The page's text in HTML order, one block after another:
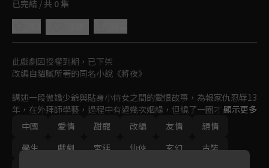
已完結 / 共 0 集
此戲劇因授權到期，已下架
改編自貓膩所著的同名小說《將夜》
講述一段傲嬌少爺與貼身小侍女之間的愛恨故事，為報家仇忍辱13
年，在外拜師學藝，過程中有過幾次姻緣，但繞了一圈才知道最愛
的還是從小就玩在一塊的小侍女！
顯示更多
中國
愛情 甜寵 改編 友情
親情
學生
戲劇 宮廷 仙俠 玄幻
古裝